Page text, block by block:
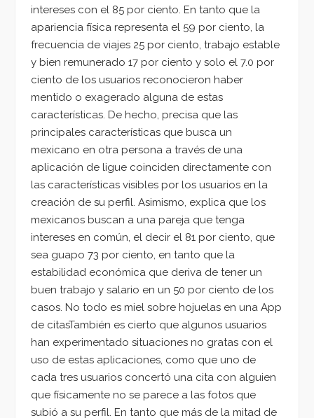
intereses con el 85 por ciento. En tanto que la
apariencia física representa el 59 por ciento, la
frecuencia de viajes 25 por ciento, trabajo estable
y bien remunerado 17 por ciento y solo el 7.0 por
ciento de los usuarios reconocieron haber
mentido o exagerado alguna de estas
características. De hecho, precisa que las
principales características que busca un
mexicano en otra persona a través de una
aplicación de ligue coinciden directamente con
las características visibles por los usuarios en la
creación de su perfil. Asimismo, explica que los
mexicanos buscan a una pareja que tenga
intereses en común, el decir el 81 por ciento, que
sea guapo 73 por ciento, en tanto que la
estabilidad económica que deriva de tener un
buen trabajo y salario en un 50 por ciento de los
casos. No todo es miel sobre hojuelas en una App
de citasTambién es cierto que algunos usuarios
han experimentado situaciones no gratas con el
uso de estas aplicaciones, como que uno de
cada tres usuarios concertó una cita con alguien
que físicamente no se parece a las fotos que
subió a su perfil. En tanto que más de la mitad de